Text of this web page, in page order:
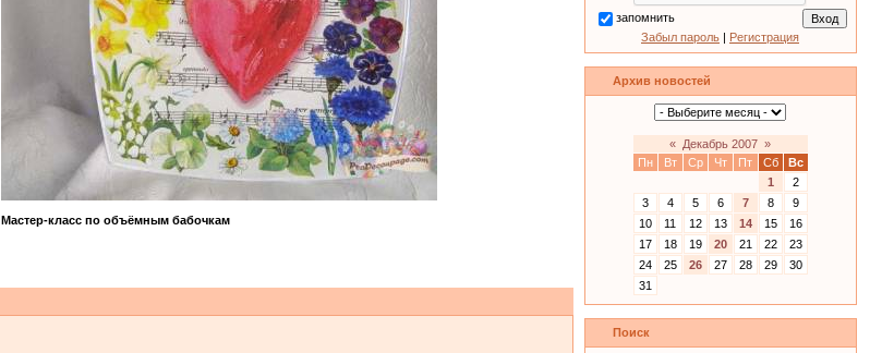
Мастер-класс по объёмным бабочкам
запомнить
Забыл пароль | Регистрация
Архив новостей
« Декабрь 2007 »
Пн
Вт Ср Чт Пт Сб
Вс
1
2
3
4 5 6 7 8
9
10
11 12 13 14 15
16
17
18 19 20 21 22
23
24
25 26 27 28 29
30
31
Поиск